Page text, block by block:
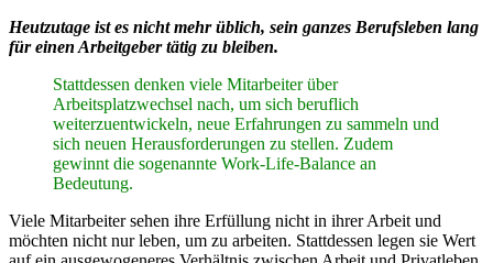
Heutzutage ist es nicht mehr üblich, sein ganzes Berufsleben lang
für einen Arbeitgeber tätig zu bleiben.
Stattdessen denken viele Mitarbeiter über
Arbeitsplatzwechsel nach, um sich beruflich
weiterzuentwickeln, neue Erfahrungen zu sammeln und
sich neuen Herausforderungen zu stellen. Zudem
gewinnt die sogenannte Work-Life-Balance an
Bedeutung.
Viele Mitarbeiter sehen ihre Erfüllung nicht in ihrer Arbeit und
möchten nicht nur leben, um zu arbeiten. Stattdessen legen sie Wert